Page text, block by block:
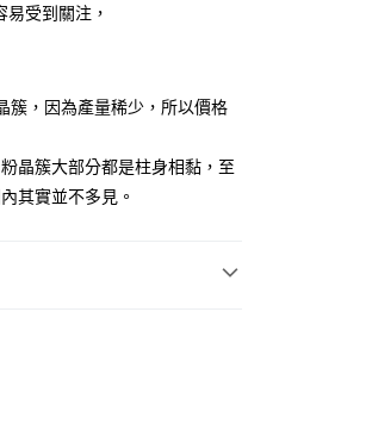
免運費
運費
運費
受到關注，
簇，因為產量稀少，所以價格
晶簇大部分都是柱身相黏，至
其實並不多見。